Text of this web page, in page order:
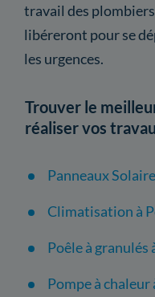
travail des
libéreront pour se
les urgences.
Trouver le
réaliser vos
Panneaux
Climatisation à
Poêle à granulés
Pompe à chaleur